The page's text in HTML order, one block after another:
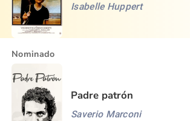
Isabelle Huppert
Nominado
Padre patrón
Saverio Marconi